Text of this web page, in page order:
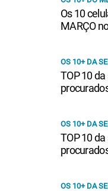
Os 10
MARÇO
OS 10+ DA
TOP 10
OS 10+ DA
TOP 10
OS 10+ DA